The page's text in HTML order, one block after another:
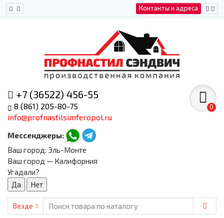
Контакты и адреса
+7 (36522) 456-55
8 (861) 205-80-75
info@profnastilsimferopol.ru
Мессенджеры:
0
Ваш город: Эль-Монте
Ваш город — Калифорния
Угадали?
Везде